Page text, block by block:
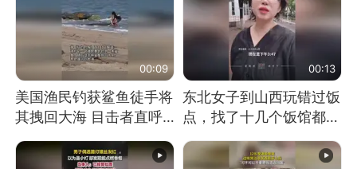
00:09
美国渔民钓获鲨鱼徒手将
其拽回大海 目击者直呼
消息）
00:13
东北女子到山西玩错过饭
点，找了十几个饭馆都没